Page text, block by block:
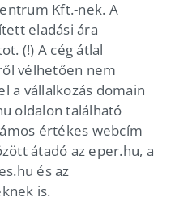
Kft.-nek. A
eladási ára
(!) A cég átlal
vélhetően nem
a vállalkozás domain
oldalon található
értékes webcím
átadó az eper.hu, a
és az
is.